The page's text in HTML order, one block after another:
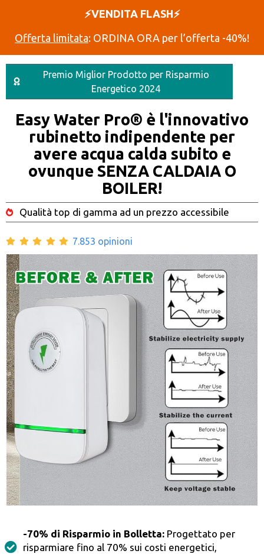
⚡️VENDITA FLASH⚡️
Offerta limitata: ORDINA ORA per l’offerta -40%!
Premio Miglior Prodotto per Risparmio
Energetico 2024
Easy Water Pro® è l'innovativo
rubinetto indipendente per
avere acqua calda subito e
ovunque SENZA CALDAIA O
BOILER!
Qualità top di gamma ad un prezzo accessibile
7.853 opinioni
-70% di Risparmio in Bolletta: Progettato per
risparmiare fino al 70% sui costi energetici,